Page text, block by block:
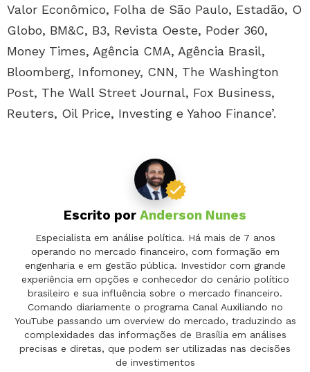
Valor Econômico, Folha de São Paulo, Estadão, O
Globo, BM&C, B3, Revista Oeste, Poder 360,
Money Times, Agência CMA, Agência Brasil,
Bloomberg, Infomoney, CNN, The Washington
Post, The Wall Street Journal, Fox Business,
Reuters, Oil Price, Investing e Yahoo Finance’.
Escrito por Anderson Nunes
Especialista em análise política. Há mais de 7 anos
operando no mercado financeiro, com formação em
engenharia e em gestão pública. Investidor com grande
experiência em opções e conhecedor do cenário político
brasileiro e sua influência sobre o mercado financeiro.
Comando diariamente o programa Canal Auxiliando no
YouTube passando um overview do mercado, traduzindo as
complexidades das informações de Brasília em análises
precisas e diretas, que podem ser utilizadas nas decisões
de investimentos